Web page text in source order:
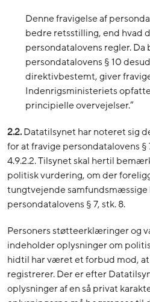
Denne fravigelse af
bedre retsstilling, end hvad
persondatalovens regler. Da
persondatalovens § 10
direktivbestemt, giver
Indenrigsministeriets
principielle overvejelser.”
2.2.Datatilsynet har noteret sig
for at fravige persondatalovens §
4.9.2.2. Tilsynet skal hertil
politisk vurdering, om der
tungtvejende samfundsmæssige
persondatalovens § 7, stk. 8.
Personers støtteerklæringer og
indeholder oplysninger om
hidtil har været et forbud mod,
registrerer. Der er efter
oplysninger af en så privat